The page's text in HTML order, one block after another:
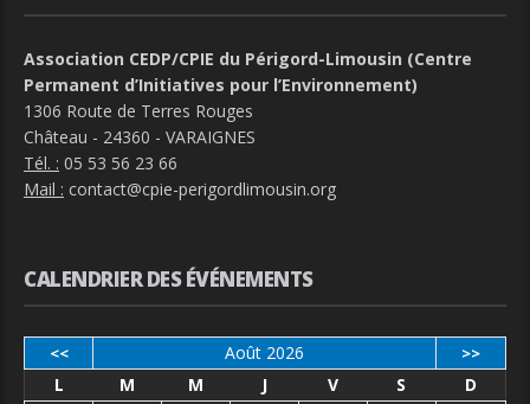
Association CEDP/CPIE du Périgord-Limousin (Centre
Permanent d’Initiatives pour l’Environnement)
1306 Route de Terres Rouges
Château - 24360 - VARAIGNES
Tél. : 05 53 56 23 66
Mail : contact@cpie-perigordlimousin.org
CALENDRIER DES ÉVÉNEMENTS
<< Août 2026 >>
L M M J V S
D